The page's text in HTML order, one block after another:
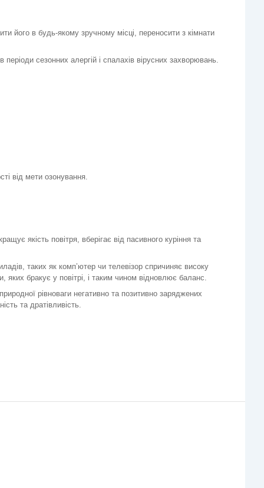
його в будь-якому зручному місці, переносити з кімнати
сезонних алергій і спалахів вірусних захворювань.
від мети озонування.
якість повітря, вберігає від пасивного куріння та
таких як комп’ютер чи телевізор спричиняє високу
яких бракує у повітрі, і таким чином відновлює баланс.
рівноваги негативно та позитивно заряджених
та дратівливість.